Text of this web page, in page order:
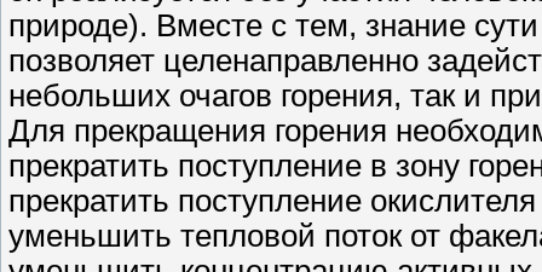
природе). Вместе с тем, знание
позволяет целенаправленно
небольших очагов горения, так и
Для прекращения горения
прекратить поступление в зону
прекратить поступление
уменьшить тепловой поток от